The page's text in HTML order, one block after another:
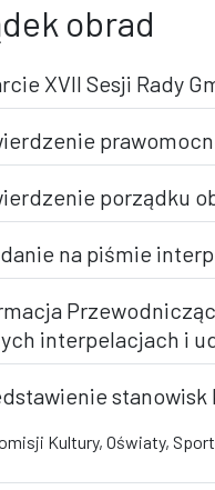
obrad
XVII Sesji Rady
porządku
na piśmie
interpelacjach i
Kultury, Oświaty,